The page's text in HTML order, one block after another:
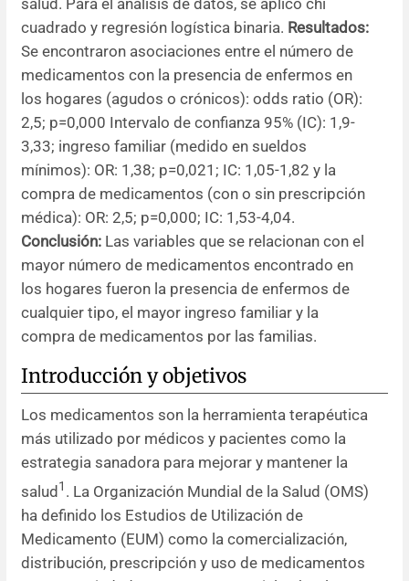
salud. Para el análisis de datos, se aplicó chi
cuadrado y regresión logística binaria. Resultados:
Se encontraron asociaciones entre el número de
medicamentos con la presencia de enfermos en
los hogares (agudos o crónicos): odds ratio (OR):
2,5; p=0,000 Intervalo de confianza 95% (IC): 1,9-
3,33; ingreso familiar (medido en sueldos
mínimos): OR: 1,38; p=0,021; IC: 1,05-1,82 y la
compra de medicamentos (con o sin prescripción
médica): OR: 2,5; p=0,000; IC: 1,53-4,04.
Conclusión: Las variables que se relacionan con el
mayor número de medicamentos encontrado en
los hogares fueron la presencia de enfermos de
cualquier tipo, el mayor ingreso familiar y la
compra de medicamentos por las familias.
Introducción y objetivos
Los medicamentos son la herramienta terapéutica
más utilizado por médicos y pacientes como la
estrategia sanadora para mejorar y mantener la
salud1 . La Organización Mundial de la Salud (OMS)
ha definido los Estudios de Utilización de
Medicamento (EUM) como la comercialización,
distribución, prescripción y uso de medicamentos